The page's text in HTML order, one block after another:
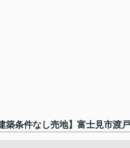
建築条件なし売地】富士見市渡